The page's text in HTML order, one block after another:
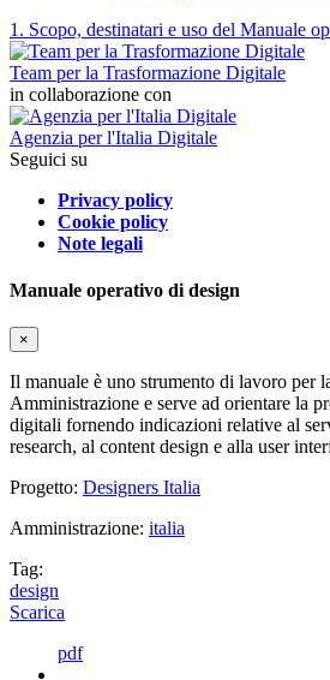
1. Scopo, destinatari e uso del Manuale
Team per la Trasformazione Digitale
in collaborazione con
Agenzia per l'Italia Digitale
Seguici su
Privacy policy
Cookie policy
Note legali
Manuale operativo di design
×
Il manuale è uno strumento di lavoro per
Amministrazione e serve ad orientare la
digitali fornendo indicazioni relative al
research, al content design e alla user
Progetto: Designers Italia
Amministrazione: italia
Tag:
design
Scarica
pdf